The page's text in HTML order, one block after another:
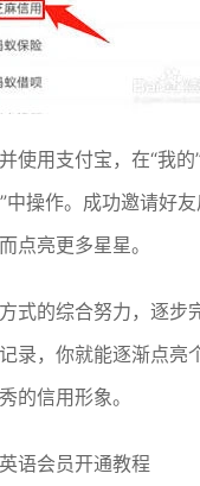
使用支付宝，在“我的
中操作。成功邀请好
点亮更多星星。
式的综合努力，逐步
录，你就能逐渐点亮
的信用形象。
语会员开通教程